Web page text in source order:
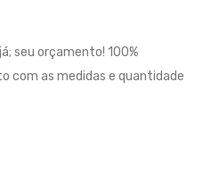
seu orçamento! 100%
com as medidas e quantidade